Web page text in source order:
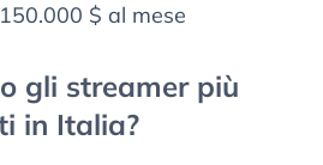
$ al mese
gli streamer più
in Italia?